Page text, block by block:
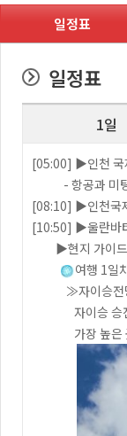
일정표
일정표
1일
[05:00] ▶인천 국
- 항공과 미팅
[08:10] ▶인천국
[10:50] ▶울란바
▶현지 가이드
여행 1일
≫자이승전
자이승 승전탑
가장 높은 곳으